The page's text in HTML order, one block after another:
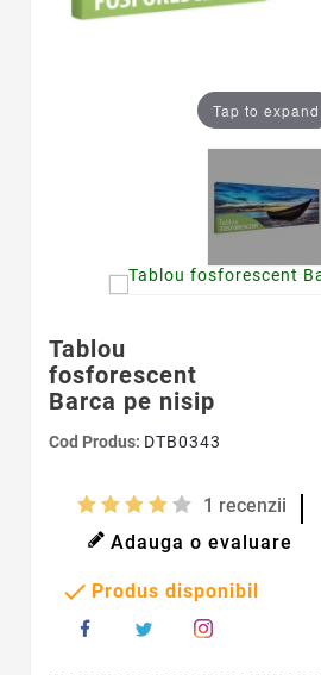
Tap to expand
Tablou
fosforescent
Barca pe nisip
Cod Produs: DTB0343
1 recenzii
Adauga o evaluare
 Produs disponibil